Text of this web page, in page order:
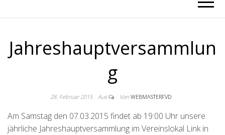
Jahreshauptversammlun
g
28. Februar 2015 Aus Von WEBMASTERFVD
Am Samstag den 07.03.2015 findet ab 19:00 Uhr unsere
jährliche Jahreshauptversammlung im Vereinslokal Link in